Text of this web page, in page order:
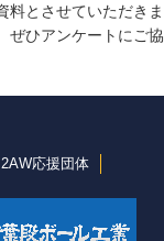
料とさせていただきま
ぜひアンケートにご協
2AW応援団体